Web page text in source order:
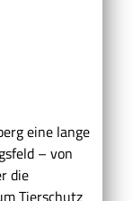
eine lange
– von
die
Tierschutz